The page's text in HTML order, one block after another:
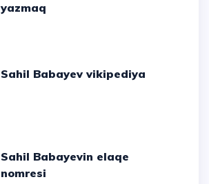
yazmaq
Sahil Babayev vikipediya
Sahil Babayevin elaqe
nomresi